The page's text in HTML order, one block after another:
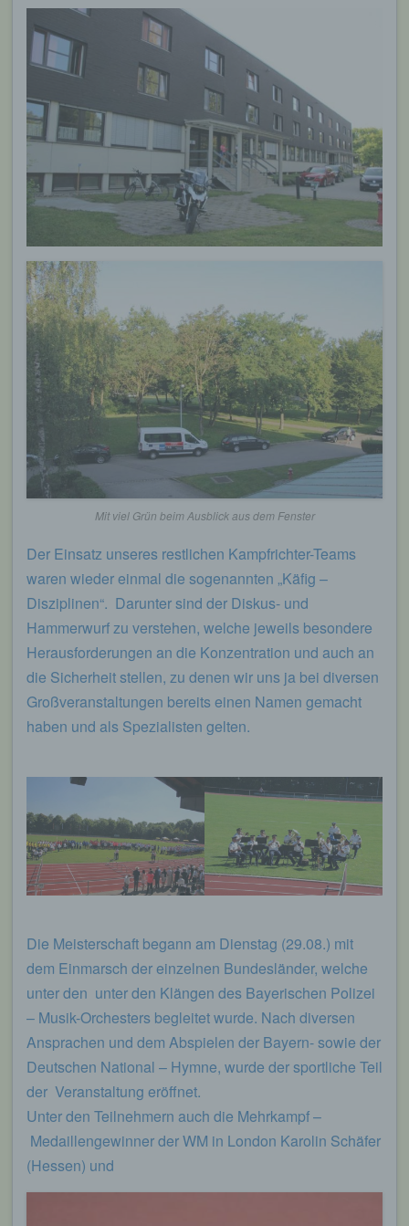
Mit viel Grün beim Ausblick aus dem Fenster
Der Einsatz unseres restlichen Kampfrichter-Teams
waren wieder einmal die sogenannten „Käfig –
Disziplinen“. Darunter sind der Diskus- und
Hammerwurf zu verstehen, welche jeweils besondere
Herausforderungen an die Konzentration und auch an
die Sicherheit stellen, zu denen wir uns ja bei diversen
Großveranstaltungen bereits einen Namen gemacht
haben und als Spezialisten gelten.
Die Meisterschaft begann am Dienstag (29.08.) mit
dem Einmarsch der einzelnen Bundesländer, welche
unter den unter den Klängen des Bayerischen Polizei
– Musik-Orchesters begleitet wurde. Nach diversen
Ansprachen und dem Abspielen der Bayern- sowie der
Deutschen National – Hymne, wurde der sportliche Teil
der Veranstaltung eröffnet.
Unter den Teilnehmern auch die Mehrkampf –
Medaillengewinner der WM in London Karolin Schäfer
(Hessen) und